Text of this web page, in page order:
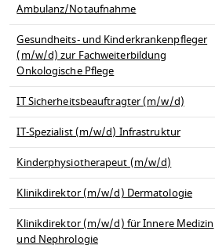
Ambulanz/Notaufnahme
Gesundheits- und Kinderkrankenpfleger
(m/w/d) zur Fachweiterbildung
Onkologische Pflege
IT Sicherheitsbeauftragter (m/w/d)
IT-Spezialist (m/w/d) Infrastruktur
Kinderphysiotherapeut (m/w/d)
Klinikdirektor (m/w/d) Dermatologie
Klinikdirektor (m/w/d) für Innere Medizin
und Nephrologie